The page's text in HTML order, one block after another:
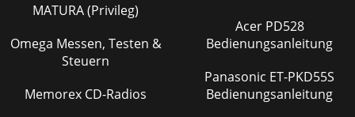
MATURA (Privileg)
Omega Messen, Testen &
Steuern
Memorex CD-Radios
Acer PD528
Bedienungsanleitung
Panasonic ET-PKD55S
Bedienungsanleitung